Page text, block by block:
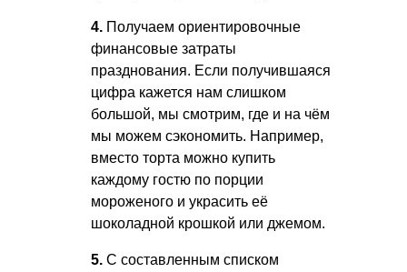
4. Получаем ориентировочные
финансовые затраты
празднования. Если получившаяся
цифра кажется нам слишком
большой, мы смотрим, где и на чём
мы можем сэкономить. Например,
вместо торта можно купить
каждому гостю по порции
мороженого и украсить её
шоколадной крошкой или джемом.
5. С составленным списком